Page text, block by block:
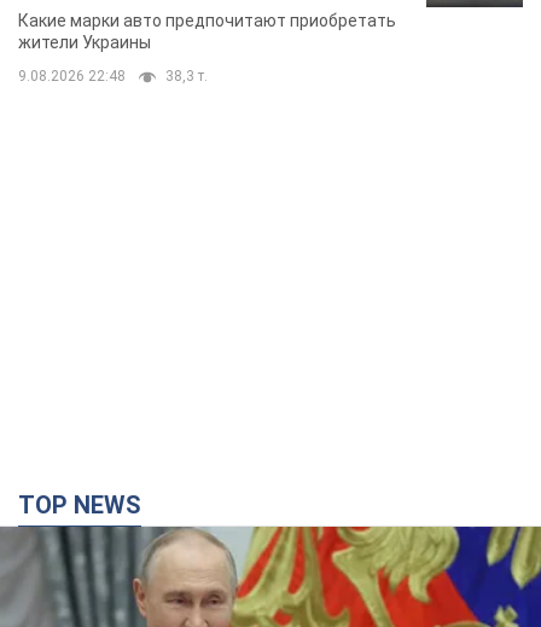
Какие марки авто предпочитают приобретать
жители Украины
9.08.2026 22:48 38,3 т.
TOP NEWS